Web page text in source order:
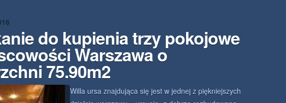
do kupienia trzy pokojowe
Warszawa o
75.90m2
Willa ursa znajdująca się jest w jednej z piękniejszych